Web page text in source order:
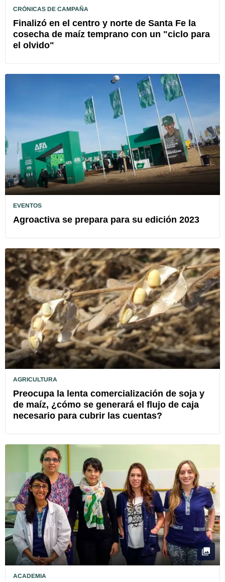
CRÓNICAS DE CAMPAÑA
Finalizó en el centro y norte de Santa Fe la
cosecha de maíz temprano con un "ciclo para
el olvido"
EVENTOS
Agroactiva se prepara para su edición 2023
AGRICULTURA
Preocupa la lenta comercialización de soja y
de maíz, ¿cómo se generará el flujo de caja
necesario para cubrir las cuentas?
ACADEMIA